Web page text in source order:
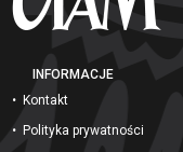
INFORMACJE
Kontakt
Polityka prywatności